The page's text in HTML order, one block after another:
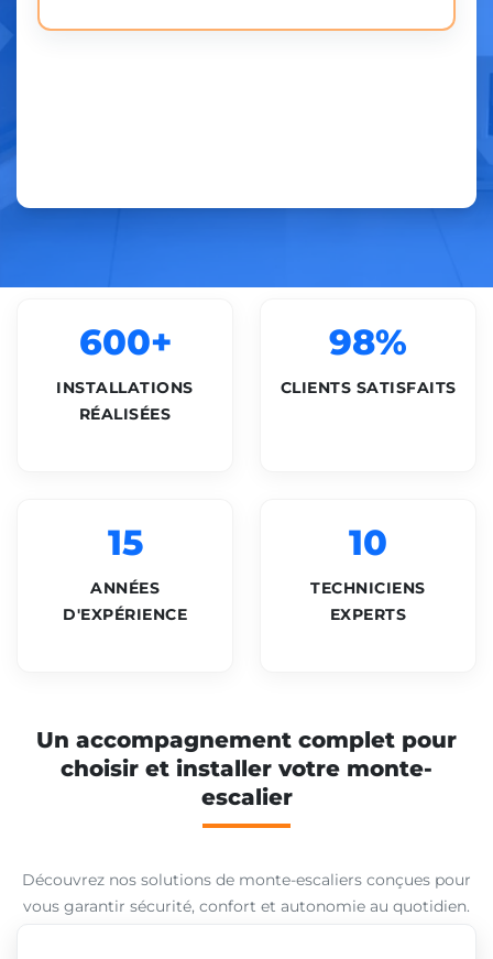
600+
INSTALLATIONS
RÉALISÉES
98%
CLIENTS SATISFAITS
15
ANNÉES
D'EXPÉRIENCE
10
TECHNICIENS
EXPERTS
Un accompagnement complet pour
choisir et installer votre monte-
escalier
Découvrez nos solutions de monte-escaliers conçues pour
vous garantir sécurité, confort et autonomie au quotidien.